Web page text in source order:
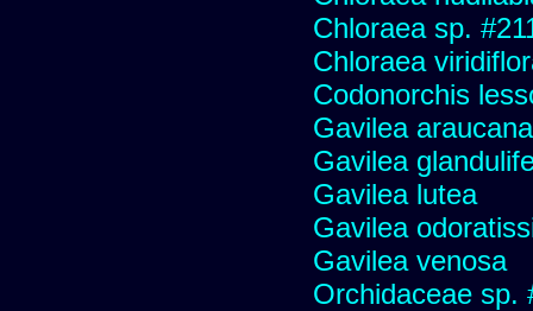
Chloraea sp.
Chloraea
Codonorchis
Gavilea araucana
Gavilea
Gavilea lutea
Gavilea
Gavilea venosa
Orchidaceae sp.